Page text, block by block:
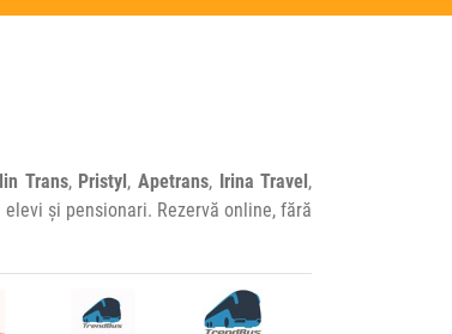
Trans, Pristyl, Apetrans, Irina Travel,
și pensionari. Rezervă online, fără